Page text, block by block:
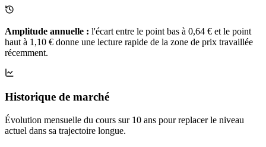
Amplitude annuelle : l'écart entre le point bas à 0,64 € et le point
haut à 1,10 € donne une lecture rapide de la zone de prix travaillée
récemment.
Historique de marché
Évolution mensuelle du cours sur 10 ans pour replacer le niveau
actuel dans sa trajectoire longue.